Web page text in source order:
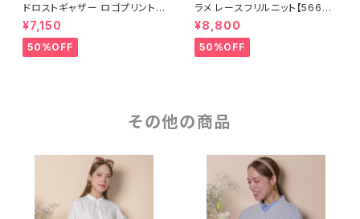
ドロストギャザー ロゴプリントカ
ットソー【8260103】
¥7,150
50%OFF
ラメ レースフリルニット【56681
01】
¥8,800
50%OFF
その他の商品